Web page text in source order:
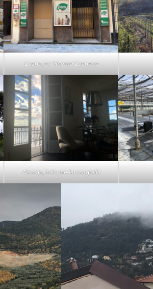
Loano, ex Cinema Loanese
Alassio, balcone larosagialla